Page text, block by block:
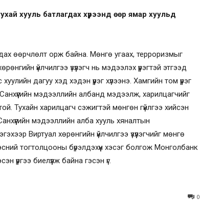
хууль батлагдах хүрээнд өөр ямар хуульд
өөрчлөлт орж байна. Мөнгө угаах, терроризмыг
үйлчилгээ үзүүлэгч нь мэдээлэх үүрэгтэй этгээд
дагуу хэд хэдэн үүрэг хүлээнэ. Хамгийн том үүрэг
мэдээллийн албанд мэдээлж, харилцагчийг
Тухайн харилцагч сэжигтэй мөнгөн гүйлгээ хийсэн
мэдээллийн алба хууль хяналтын
Виртуал хөрөнгийн үйлчилгээ үзүүлэгчийг мөнгө
тогтолцооны бүрэлдэхүүн хэсэг болгож Монголбанк
биелүүлж байна гэсэн үг.
0